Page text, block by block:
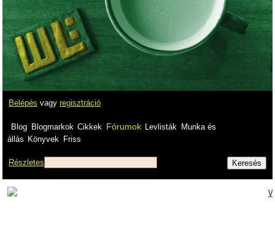
Belépés vagy regisztráció
Blog Blogmarkok Cikkek Fórumok Levlisták
Munka és
állás Könyvek Friss
Részletes